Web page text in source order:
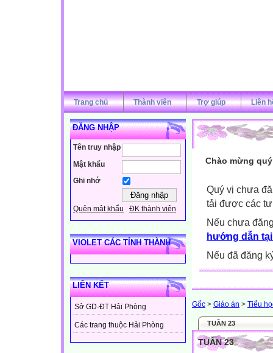
Trang chủ Thành viên Trợ giúp Liên
ĐĂNG NHẬP
Tên truy nhập
Mật khẩu
Ghi nhớ
Quên mật khẩu ĐK thành viên
VIOLET CÁC TỈNH THÀNH
LIÊN KẾT
Sở GD-ĐT Hải Phòng
Các trang thuộc Hải Phòng
Chào mừng
Quý vị chưa
tải được các
Nếu chưa
hướng dẫn
Nếu đã đăng
Gốc > Giáo án > Tiểu
TUẦN 23
TUẦN 23